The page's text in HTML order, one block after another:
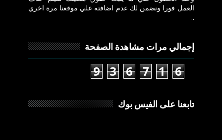
العمل فورا ونضمن لك عدم اضافته علي موقعنا مرة اخري
..
إجمالي مرات مشاهدة الصفحة
9 3 6 7 1 6
تابعنا على الفيس بوك